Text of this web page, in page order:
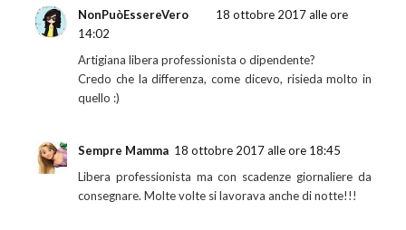
NonPuòEssereVero
18 ottobre 2017 alle ore
14:02
Artigiana libera professionista o dipendente?
Credo che la differenza, come dicevo, risieda molto in
quello :)
Sempre Mamma 18 ottobre 2017 alle ore 18:45
Libera professionista ma con scadenze giornaliere da
consegnare. Molte volte si lavorava anche di notte!!!